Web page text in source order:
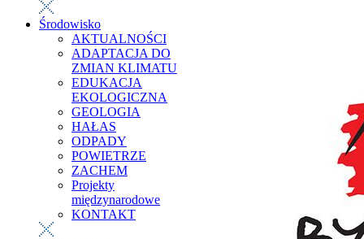
Środowisko
AKTUALNOŚCI
ADAPTACJA DO
ZMIAN KLIMATU
EDUKACJA
EKOLOGICZNA
GEOLOGIA
HAŁAS
ODPADY
POWIETRZE
ZACHEM
Projekty
międzynarodowe
KONTAKT